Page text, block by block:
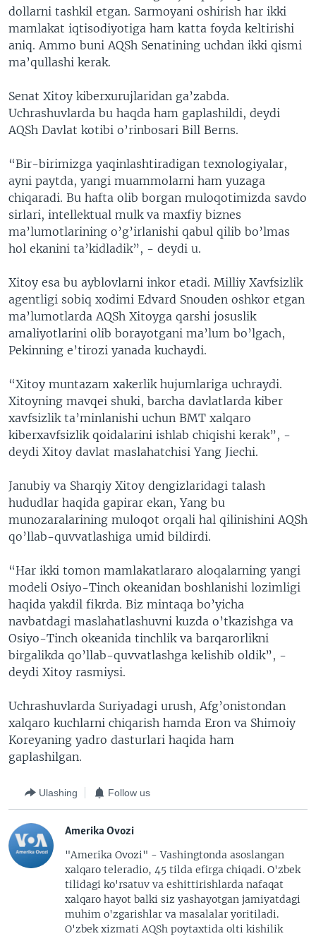
dollarni tashkil etgan. Sarmoyani oshirish har ikki
mamlakat iqtisodiyotiga ham katta foyda keltirishi
aniq. Ammo buni AQSh Senatining uchdan ikki qismi
ma’qullashi kerak.
Senat Xitoy kiberxurujlaridan ga’zabda.
Uchrashuvlarda bu haqda ham gaplashildi, deydi
AQSh Davlat kotibi o’rinbosari Bill Berns.
“Bir-birimizga yaqinlashtiradigan texnologiyalar,
ayni paytda, yangi muammolarni ham yuzaga
chiqaradi. Bu hafta olib borgan muloqotimizda savdo
sirlari, intellektual mulk va maxfiy biznes
ma’lumotlarining o’g’irlanishi qabul qilib bo’lmas
hol ekanini ta’kidladik”, - deydi u.
Xitoy esa bu ayblovlarni inkor etadi. Milliy Xavfsizlik
agentligi sobiq xodimi Edvard Snouden oshkor etgan
ma’lumotlarda AQSh Xitoyga qarshi josuslik
amaliyotlarini olib borayotgani ma’lum bo’lgach,
Pekinning e’tirozi yanada kuchaydi.
“Xitoy muntazam xakerlik hujumlariga uchraydi.
Xitoyning mavqei shuki, barcha davlatlarda kiber
xavfsizlik ta’minlanishi uchun BMT xalqaro
kiberxavfsizlik qoidalarini ishlab chiqishi kerak”, -
deydi Xitoy davlat maslahatchisi Yang Jiechi.
Janubiy va Sharqiy Xitoy dengizlaridagi talash
hududlar haqida gapirar ekan, Yang bu
munozaralarining muloqot orqali hal qilinishini AQSh
qo’llab-quvvatlashiga umid bildirdi.
“Har ikki tomon mamlakatlararo aloqalarning yangi
modeli Osiyo-Tinch okeanidan boshlanishi lozimligi
haqida yakdil fikrda. Biz mintaqa bo’yicha
navbatdagi maslahatlashuvni kuzda o’tkazishga va
Osiyo-Tinch okeanida tinchlik va barqarorlikni
birgalikda qo’llab-quvvatlashga kelishib oldik”, -
deydi Xitoy rasmiysi.
Uchrashuvlarda Suriyadagi urush, Afg’onistondan
xalqaro kuchlarni chiqarish hamda Eron va Shimoiy
Koreyaning yadro dasturlari haqida ham
gaplashilgan.
Ulashing Follow us
Amerika Ovozi
"Amerika Ovozi" - Vashingtonda asoslangan
xalqaro teleradio, 45 tilda efirga chiqadi. O'zbek
tilidagi ko'rsatuv va eshittirishlarda nafaqat
xalqaro hayot balki siz yashayotgan jamiyatdagi
muhim o'zgarishlar va masalalar yoritiladi.
O'zbek xizmati AQSh poytaxtida olti kishilik